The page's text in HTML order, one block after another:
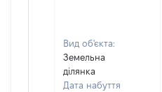
Вид об'єкта:
Земельна
ділянка
Дата набуття